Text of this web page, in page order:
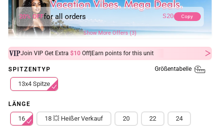
20% OFFfor all orders S20 Copy
Show More Offers (3)
Join VIP Get Extra $10 Off| Earn points for this unit
SPITZENTYP Größentabelle
13x4 Spitze
LÄNGE
16 18 💥 Heißer Verkauf 20 22 24